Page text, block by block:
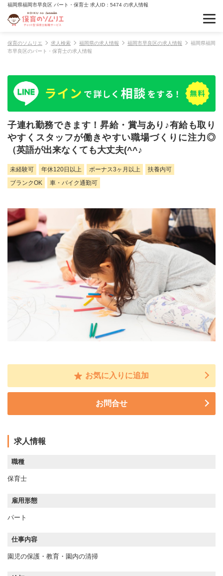
福岡県福岡市早良区 パート・保育士 求人ID：5474 の求人情報
保育のソムリエ 求人検索 福岡県の求人情報 福岡市早良区の求人情報
福岡県福岡
市早良区のパート・保育士の求人情報
子連れ勤務できます！昇給・賞与あり♪有給も取り
やすくスタッフが働きやすい職場づくりに注力◎
（英語が出来なくても大丈夫(^^♪
未経験可 年休120日以上 ボーナス3ヶ月以上
扶養内可
ブランクOK
車・バイク通勤可
お気に入りに追加
お問合せ
求人情報
職種
保育士
雇用形態
パート
仕事内容
園児の保護・教育・園内の清掃